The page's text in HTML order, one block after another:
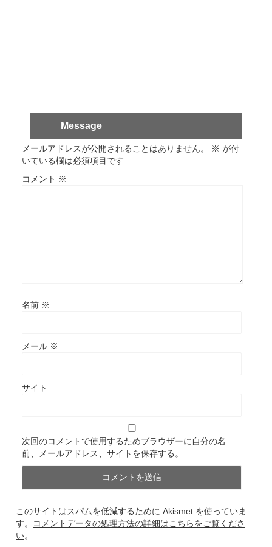
Message
メールアドレスが公開されることはありません。 ※ が付
いている欄は必須項目です
コメント ※
名前 ※
メール ※
サイト
次回のコメントで使用するためブラウザーに自分の名
前、メールアドレス、サイトを保存する。
このサイトはスパムを低減するために Akismet を使っていま
す。
コメントデータの処理方法の詳細はこちらをご覧くださ
い。